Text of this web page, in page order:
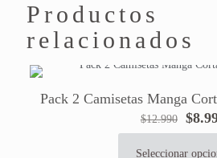
Productos
relacionados
Pack 2 Camisetas Manga
$12.990
El
$
Seleccionar